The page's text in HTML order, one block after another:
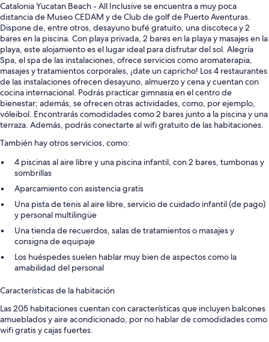
Catalonia Yucatan Beach - All Inclusive se encuentra a muy poca
distancia de Museo CEDAM y de Club de golf de Puerto Aventuras.
Dispone de, entre otros, desayuno bufé gratuito, una discoteca y 2
bares en la piscina. Con playa privada, 2 bares en la playa y masajes en la
playa, este alojamiento es el lugar ideal para disfrutar del sol. Alegría
Spa, el spa de las instalaciones, ofrece servicios como aromaterapia,
masajes y tratamientos corporales, ¡date un capricho! Los 4 restaurantes
de las instalaciones ofrecen desayuno, almuerzo y cena y cuentan con
cocina internacional. Podrás practicar gimnasia en el centro de
bienestar; además, se ofrecen otras actividades, como, por ejemplo,
vóleibol. Encontrarás comodidades como 2 bares junto a la piscina y una
terraza. Además, podrás conectarte al wifi gratuito de las habitaciones.
También hay otros servicios, como:
4 piscinas al aire libre y una piscina infantil, con 2 bares, tumbonas y
sombrillas
Aparcamiento con asistencia gratis
Una pista de tenis al aire libre, servicio de cuidado infantil (de pago)
y personal multilingüe
Una tienda de recuerdos, salas de tratamientos o masajes y
consigna de equipaje
Los huéspedes suelen hablar muy bien de aspectos como la
amabilidad del personal
Características de la habitación
Las 205 habitaciones cuentan con características que incluyen balcones
amueblados y aire acondicionado, por no hablar de comodidades como
wifi gratis y cajas fuertes.